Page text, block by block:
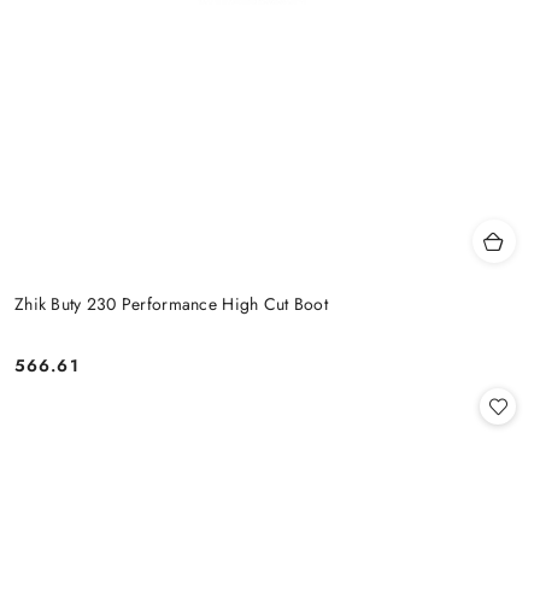
Zhik Buty 230 Performance High Cut Boot
Cena:
566.61